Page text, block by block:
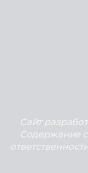
Сайт
Содержание